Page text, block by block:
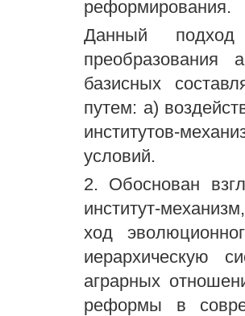
реформирования.
Данный подход
преобразования
базисных
путем: а)
институтов-
условий.
2. Обоснован
институт-
ход
иерархическую
аграрных
реформы в